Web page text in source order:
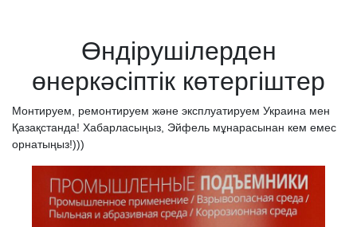
Өндірушілерден
өнеркәсіптік көтергіштер
Монтируем, ремонтируем және эксплуатируем Украина мен
Қазақстанда! Хабарласыңыз, Эйфель мұнарасынан кем емес
орнатыңыз!)))